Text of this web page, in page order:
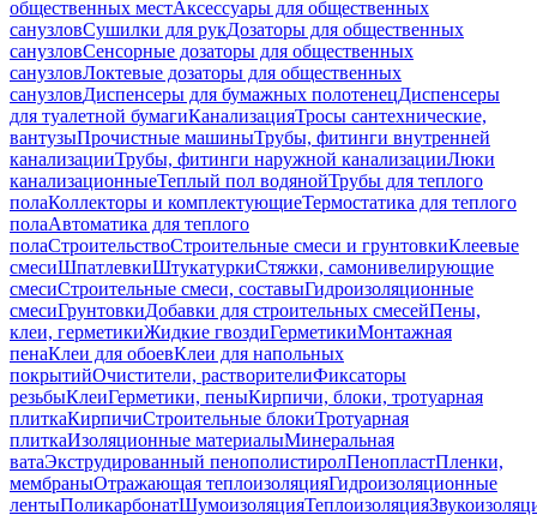
общественных местАксессуары для общественных
санузловСушилки для рукДозаторы для общественных
санузловСенсорные дозаторы для общественных
санузловЛоктевые дозаторы для общественных
санузловДиспенсеры для бумажных полотенецДиспенсеры
для туалетной бумагиКанализацияТросы сантехнические,
вантузыПрочистные машиныТрубы, фитинги внутренней
канализацииТрубы, фитинги наружной канализацииЛюки
канализационныеТеплый пол водянойТрубы для теплого
полаКоллекторы и комплектующиеТермостатика для теплого
полаАвтоматика для теплого
полаСтроительствоСтроительные смеси и грунтовкиКлеевые
смесиШпатлевкиШтукатуркиСтяжки, самонивелирующие
смесиСтроительные смеси, составыГидроизоляционные
смесиГрунтовкиДобавки для строительных смесейПены,
клеи, герметикиЖидкие гвоздиГерметикиМонтажная
пенаКлеи для обоевКлеи для напольных
покрытийОчистители, растворителиФиксаторы
резьбыКлеиГерметики, пеныКирпичи, блоки, тротуарная
плиткаКирпичиСтроительные блокиТротуарная
плиткаИзоляционные материалыМинеральная
ватаЭкструдированный пенополистиролПенопластПленки,
мембраныОтражающая теплоизоляцияГидроизоляционные
лентыПоликарбонатШумоизоляцияТеплоизоляция